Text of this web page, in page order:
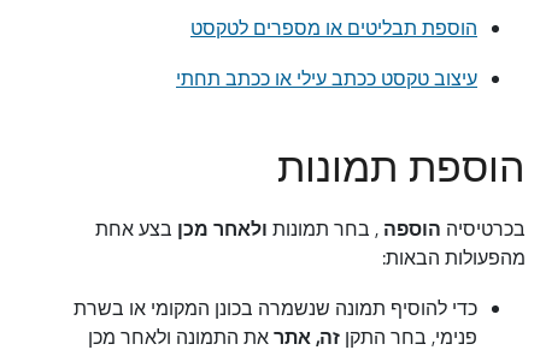
הוספת תבליטים או מספרים לטקסט
עיצוב טקסט ככתב עילי או ככתב תחתי
הוספת תמונות
בכרטיסיה הוספה , בחר תמונות ולאחר מכן בצע אחת
מהפעולות הבאות:
כדי להוסיף תמונה שנשמרה בכונן המקומי או בשרת
פנימי, בחר התקן זה, אתראת התמונה ולאחר מכן